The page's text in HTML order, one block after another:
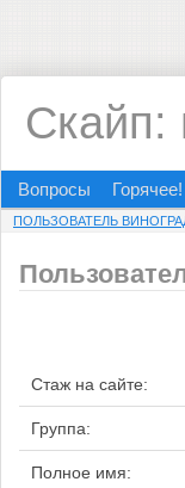
Скайп:
Вопросы Горячее!
ПОЛЬЗОВАТЕЛЬ
Стаж на сайте:
Группа:
Полное имя: